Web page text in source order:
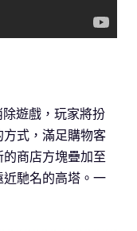
遊戲，玩家將扮
式，滿足購物客
商店方塊疊加至
馳名的高塔。一